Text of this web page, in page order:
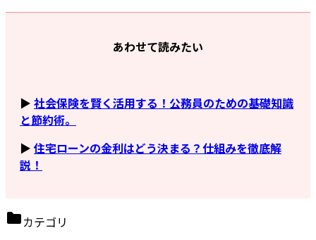
あわせて読みたい
▶ 社会保険を賢く活用する！公務員のための基礎知識
と節約術。
▶ 住宅ローンの金利はどう決まる？仕組みを徹底解
説！
カテゴリ